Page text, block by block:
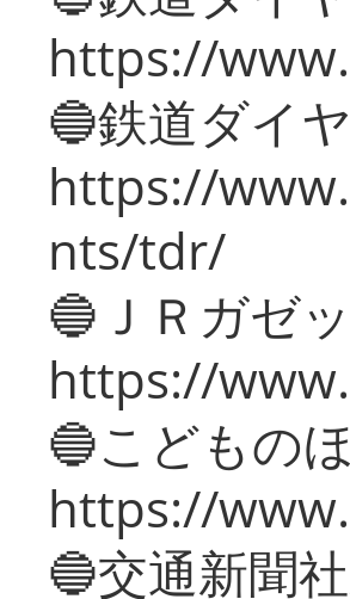
https://
🔵鉄道ダイ
https://
nts/tdr/
🔵ＪＲガゼ
https://
🔵こどもの
https://
🔵交通新聞